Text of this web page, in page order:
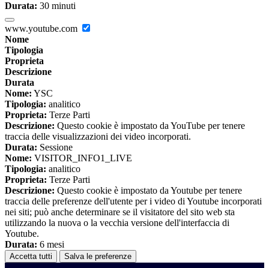
Durata: 30 minuti
www.youtube.com
Nome
Tipologia
Proprieta
Descrizione
Durata
Nome: YSC
Tipologia: analitico
Proprieta: Terze Parti
Descrizione: Questo cookie è impostato da YouTube per tenere
traccia delle visualizzazioni dei video incorporati.
Durata: Sessione
Nome: VISITOR_INFO1_LIVE
Tipologia: analitico
Proprieta: Terze Parti
Descrizione: Questo cookie è impostato da Youtube per tenere
traccia delle preferenze dell'utente per i video di Youtube incorporati
nei siti; può anche determinare se il visitatore del sito web sta
utilizzando la nuova o la vecchia versione dell'interfaccia di
Youtube.
Durata: 6 mesi
Accetta tutti Salva le preferenze